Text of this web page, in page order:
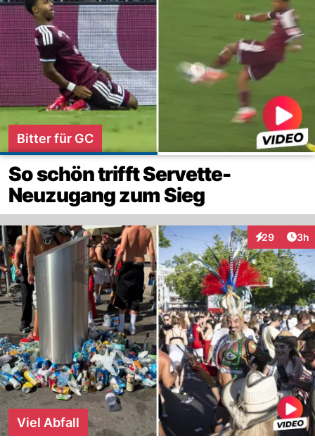
Bitter für GC
So schön trifft Servette-
Neuzugang zum Sieg
29
Interaktionen
3h
Viel Abfall